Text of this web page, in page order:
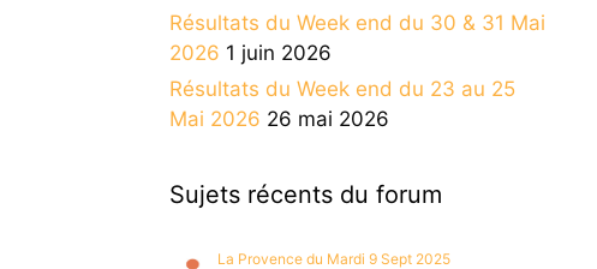
Résultats du Week end du 30 & 31 Mai
2026 1 juin 2026
Résultats du Week end du 23 au 25
Mai 2026 26 mai 2026
Sujets récents du forum
La Provence du Mardi 9 Sept 2025